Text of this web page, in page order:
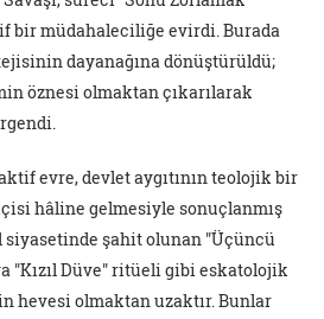
bir müdahaleciliğe evirdi. Burada
dayanağına dönüştürüldü;
öznesi olmaktan çıkarılarak
evre, devlet aygıtının teolojik bir
hâline gelmesiyle sonuçlanmış
siyasetinde şahit olunan "Üçüncü
"Kızıl Düve" ritüeli gibi eskatolojik
hevesi olmaktan uzaktır. Bunlar